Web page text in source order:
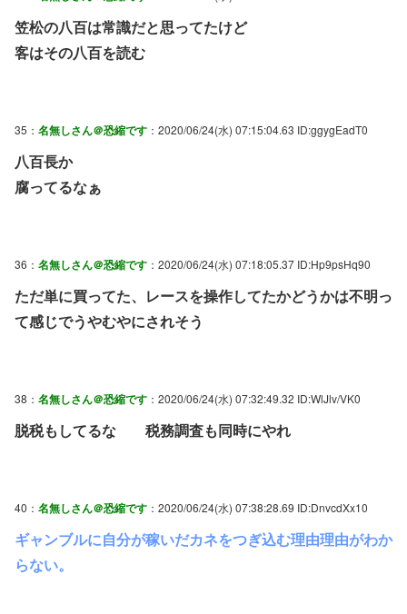
笠松の八百は常識だと思ってたけど
客はその八百を読む
35： 名無しさん＠恐縮です ：2020/06/24(水) 07:15:04.63 ID:ggygEadT0
八百長か
腐ってるなぁ
36： 名無しさん＠恐縮です ：2020/06/24(水) 07:18:05.37 ID:Hp9psHq90
ただ単に買ってた、レースを操作してたかどうかは不明っ
て感じでうやむやにされそう
38： 名無しさん＠恐縮です ：2020/06/24(水) 07:32:49.32 ID:WlJlv/VK0
脱税もしてるな 税務調査も同時にやれ
40： 名無しさん＠恐縮です ：2020/06/24(水) 07:38:28.69 ID:DnvcdXx10
ギャンブルに自分が稼いだカネをつぎ込む理由理由がわか
らない。